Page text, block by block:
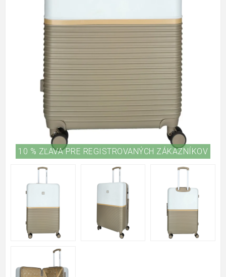
10 % ZĽAVA PRE REGISTROVANÝCH ZÁKAZNÍKOV